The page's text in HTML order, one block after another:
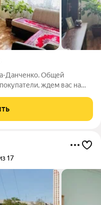
Данченко. Общей
ждем вас на
продуманное
.
17